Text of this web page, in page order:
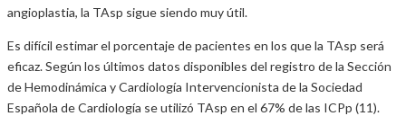
angioplastia, la TAsp sigue siendo muy útil.
Es difícil estimar el porcentaje de pacientes en los que la TAsp será
eficaz. Según los últimos datos disponibles del registro de la Sección
de Hemodinámica y Cardiología Intervencionista de la Sociedad
Española de Cardiología se utilizó TAsp en el 67% de las ICPp (11).